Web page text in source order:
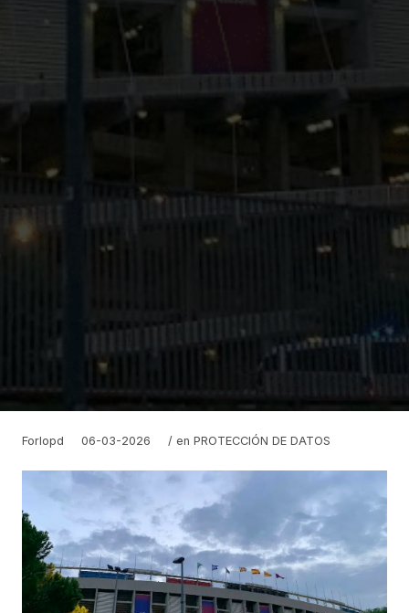
Forlopd 06-03-2026 / enPROTECCIÓN DE DATOS